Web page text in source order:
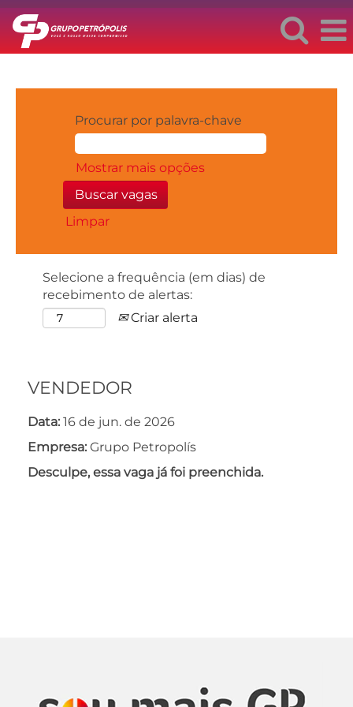
Procurar por palavra-chave
Mostrar mais opções
Limpar
Selecione a frequência (em dias) de
recebimento de alertas:
Criar alerta
VENDEDOR
Data: 16 de jun. de 2026
Empresa: Grupo Petropolís
Desculpe, essa vaga já foi preenchida.